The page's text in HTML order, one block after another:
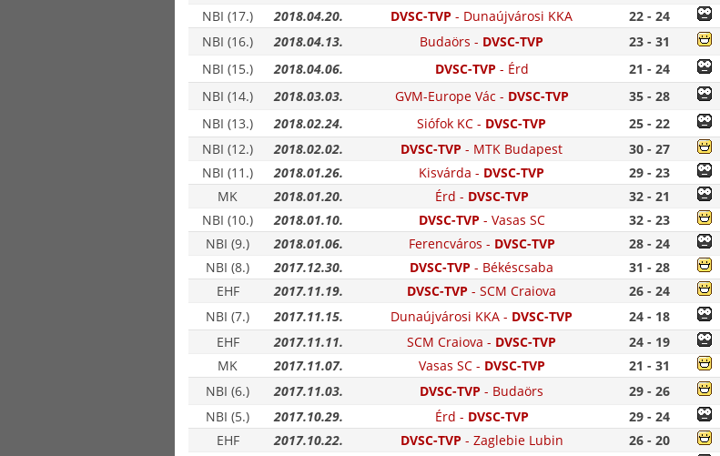
NBI (17.)
2018.04.20. DVSC-TVP - Dunaújvárosi KKA 22 - 24
NBI (16.)
2018.04.13. Budaörs - DVSC-TVP 23 - 31
NBI (15.)
2018.04.06. DVSC-TVP - Érd 21 - 24
NBI (14.)
2018.03.03. GVM-Europe Vác - DVSC-TVP 35 - 28
NBI (13.)
2018.02.24. Siófok KC - DVSC-TVP 25 - 22
NBI (12.)
2018.02.02. DVSC-TVP - MTK Budapest 30 - 27
NBI (11.)
2018.01.26. Kisvárda - DVSC-TVP 29 - 23
MK
2018.01.20. Érd - DVSC-TVP 32 - 21
NBI (10.)
2018.01.10. DVSC-TVP - Vasas SC 32 - 23
NBI (9.)
2018.01.06. Ferencváros - DVSC-TVP 28 - 24
NBI (8.)
2017.12.30. DVSC-TVP - Békéscsaba 31 - 28
EHF
2017.11.19. DVSC-TVP - SCM Craiova 26 - 24
NBI (7.)
2017.11.15. Dunaújvárosi KKA - DVSC-TVP 24 - 18
EHF
2017.11.11. SCM Craiova - DVSC-TVP 24 - 19
MK
2017.11.07. Vasas SC- DVSC-TVP 21 - 31
NBI (6.)
2017.11.03. DVSC-TVP - Budaörs 29 - 26
NBI (5.)
2017.10.29. Érd - DVSC-TVP 29 - 24
EHF
2017.10.22. DVSC-TVP - Zaglebie Lubin 26 - 20